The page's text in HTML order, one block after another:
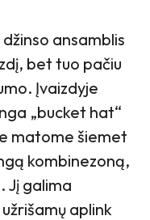
ansamblis
bet tuo pačiu
Įvaizdyje
„bucket hat“
matome šiemet
kombinezoną,
Jį galima
aplink